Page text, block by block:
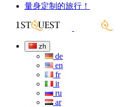
量身定制的旅行！
zh
de
en
fr
it
ru
ar